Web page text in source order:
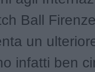
Ball
un
infatti ben